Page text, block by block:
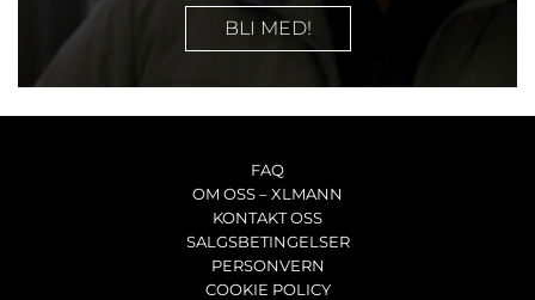
BLI MED!
FAQ
OM OSS – XLMANN
KONTAKT OSS
SALGSBETINGELSER
PERSONVERN
COOKIE POLICY